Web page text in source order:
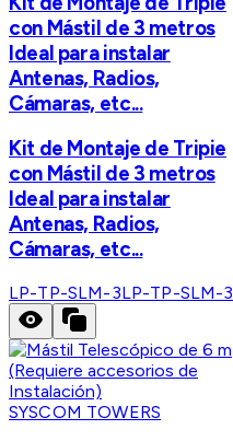
con Mástil de 3 metros
Ideal para instalar
Antenas, Radios,
Cámaras, etc...
Kit de Montaje de Tripie
con Mástil de 3 metros
Ideal para instalar
Antenas, Radios,
Cámaras, etc...
LP-TP-SLM-3LP-TP-SLM-3
SYSCOM TOWERS